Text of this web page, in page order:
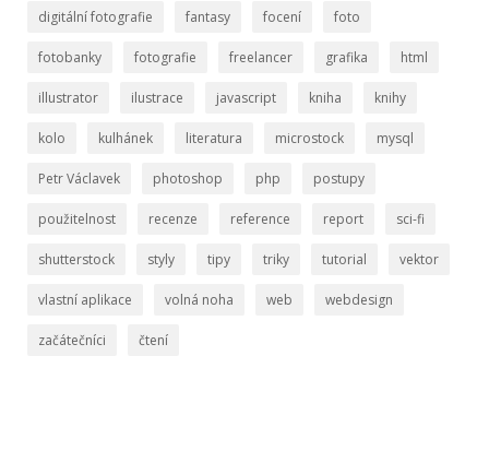
digitální fotografie fantasy focení foto
fotobanky fotografie freelancer grafika html
illustrator ilustrace javascript kniha knihy
kolo kulhánek literatura microstock mysql
Petr Václavek photoshop php postupy
použitelnost recenze reference report sci-fi
shutterstock styly tipy triky tutorial vektor
vlastní aplikace volná noha web webdesign
začátečníci čtení